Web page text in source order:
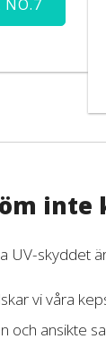
NO.7
inte
UV-skyddet
vi våra
och ansikte